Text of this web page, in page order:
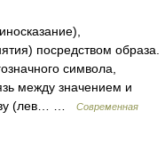
посредством образа.
символа,
между значением и
(лев… …
Современная